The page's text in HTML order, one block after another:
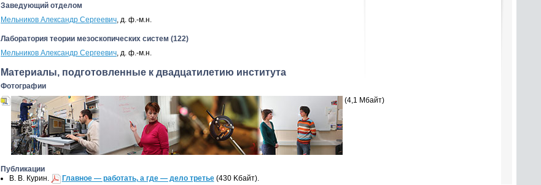
Заведующий отделом
Мельников Александр Сергеевич, д. ф.-м.н.
Лаборатория теории мезоскопических систем (122)
Мельников Александр Сергеевич, д. ф.-м.н.
Материалы, подготовленные к двадцатилетию института
Фотографии
(4,1 Мбайт)
Публикации
В. В. Курин.
Главное — работать, а где — дело третье (430 Kбайт).